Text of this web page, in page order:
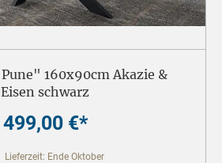
160x90cm Akazie &
Eisen schwarz
499,00 €*
Lieferzeit: Ende Oktober